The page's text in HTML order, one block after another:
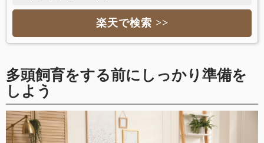
楽天で検索 >>
多頭飼育をする前にしっかり準備を
しよう